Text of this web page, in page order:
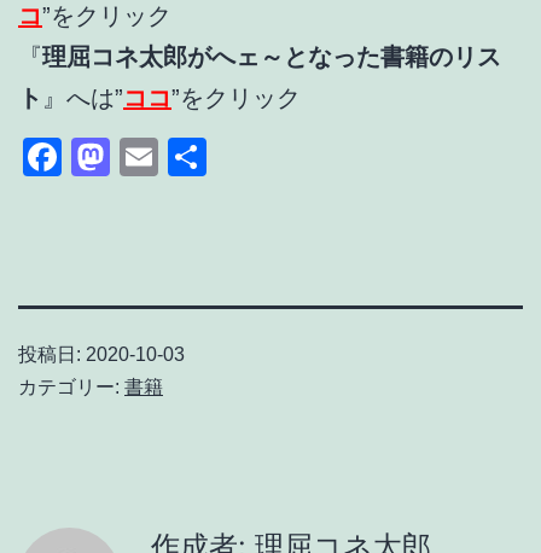
コ”をクリック
『理屈コネ太郎がへェ～となった書籍のリス
ト 』へは”ココ”をクリック
Facebook
Mastodon
Email
投稿日: 2020-10-03
カテゴリー: 書籍
作成者: 理屈コネ太郎